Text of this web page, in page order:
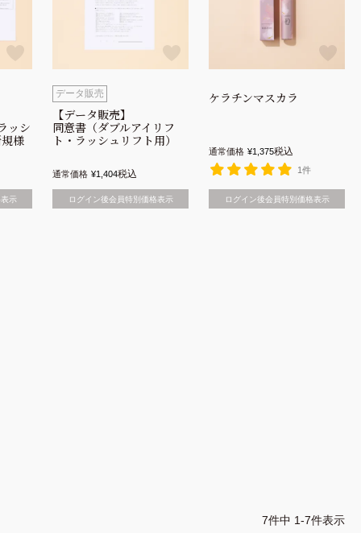
ッシ
様
示
データ販売
【データ販売】
同意書（ダブルアイリフ
ト・ラッシュリフト用）
通常価格 ¥1,404税込
ログイン後会員特別価格表示
ケラチンマスカラ
通常価格 ¥1,375税込
1件
ログイン後会員特別価格表示
7件中 1-7件表示